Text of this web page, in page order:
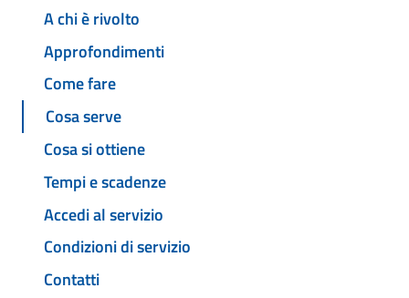
A chi è rivolto
Approfondimenti
Come fare
Cosa serve
Cosa si ottiene
Tempi e scadenze
Accedi al servizio
Condizioni di servizio
Contatti